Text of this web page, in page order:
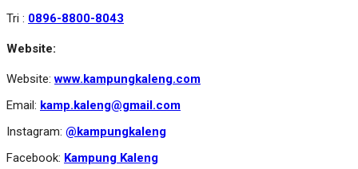
Tri : 0896-8800-8043
Website:
Website:www.kampungkaleng.com
Email: kamp.kaleng@gmail.com
Instagram: @kampungkaleng
Facebook: Kampung Kaleng